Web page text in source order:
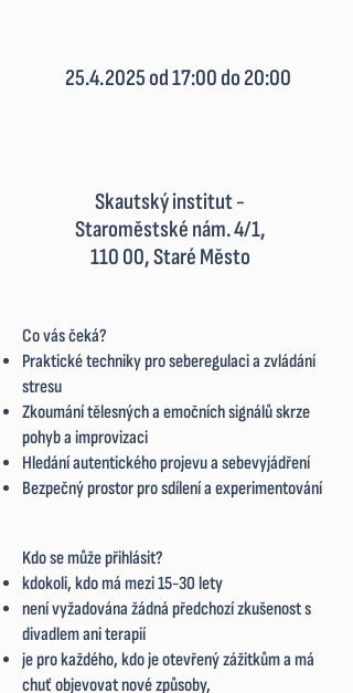
25.4.2025od 17:00 do 20:00
Skautský institut -
Staroměstské nám. 4/1,
110 00, Staré Město
Co vás čeká?
Praktické techniky pro seberegulaci a zvládání
stresu
Zkoumání tělesných a emočních signálů skrze
pohyb a improvizaci
Hledání autentického projevu a sebevyjádření
Bezpečný prostor pro sdílení a experimentování
Kdo se může přihlásit?
kdokoli, kdo má mezi 15-30 lety
není vyžadována žádná předchozí zkušenost s
divadlem ani terapií
je pro každého, kdo je otevřený zážitkům a má
chuť objevovat nové způsoby,